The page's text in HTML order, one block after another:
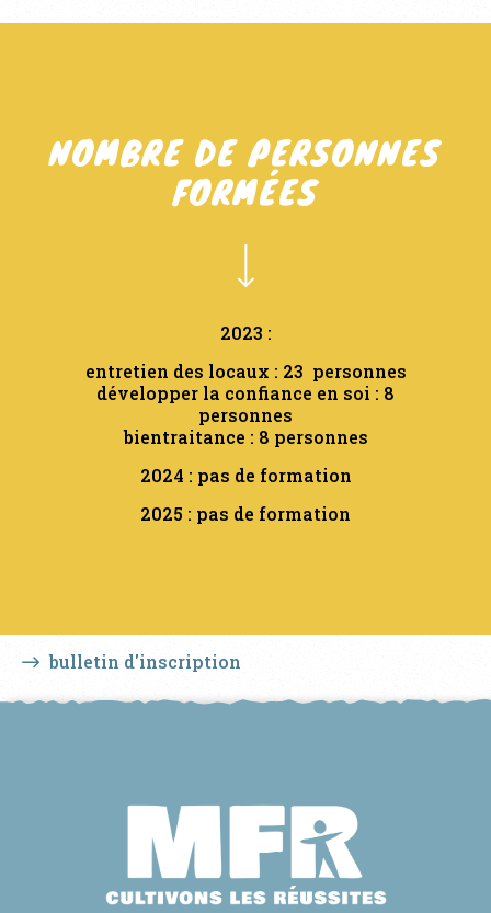
NOMBRE DE PERSONNES
FORMÉES
2023 :
entretien des locaux : 23 personnes
développer la confiance en soi : 8
personnes
bientraitance : 8 personnes
2024 : pas de formation
2025 : pas de formation
bulletin d'inscription